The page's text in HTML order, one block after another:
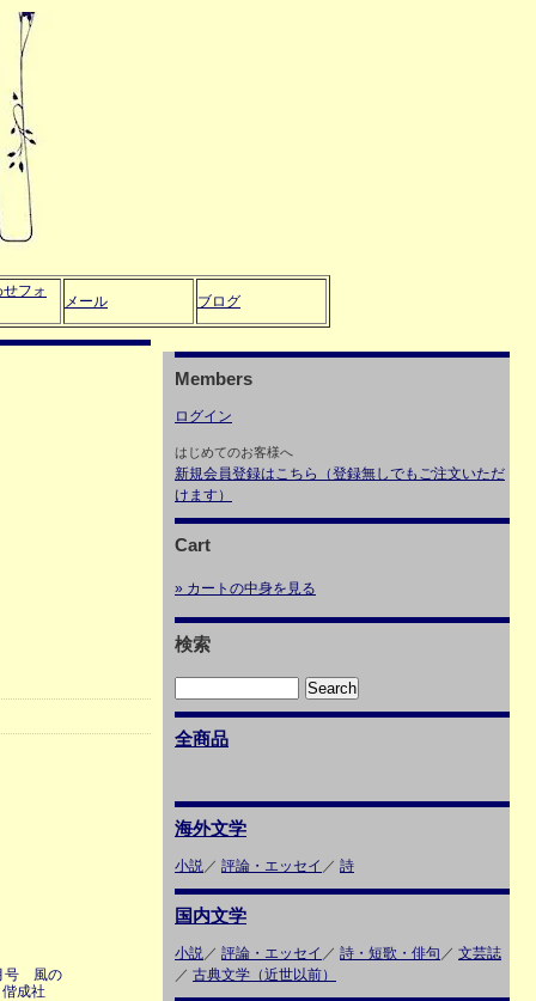
フォ
メール ブログ
号 風の
成社
Members
ログイン
はじめてのお客様へ
新規会員登録はこちら（登録無しでもご注文いただ
けます）
Cart
» カートの中身を見る
検索
全商品
海外文学
小説／ 評論・エッセイ ／ 詩
国内文学
小説／ 評論・エッセイ ／ 詩・短歌・俳句 ／ 文芸誌
／ 古典文学（近世以前）